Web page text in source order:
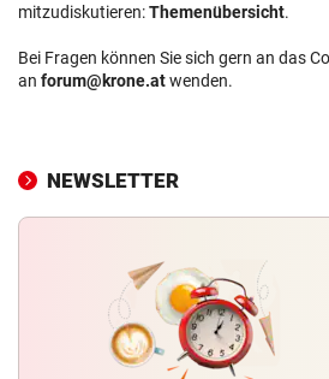
mitzudiskutieren:Themenübersicht.
Bei Fragen können Sie sich gern an das
an forum@krone.atwenden.
NEWSLETTER